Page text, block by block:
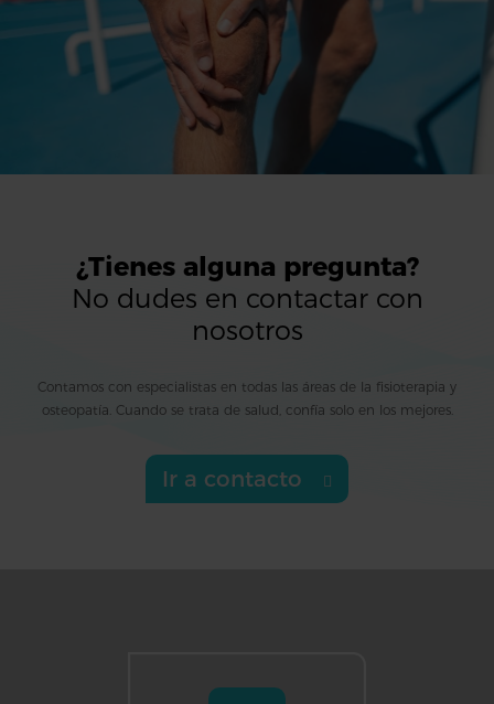
¿Tienes alguna pregunta?
No dudes en contactar con
nosotros
Contamos con especialistas en todas las áreas de la fisioterapia y
osteopatía. Cuando se trata de salud, confía solo en los mejores.
Ir a contacto